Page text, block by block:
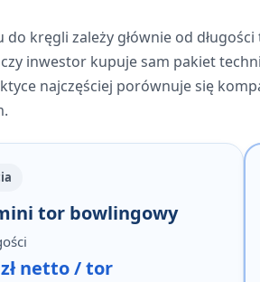
kręgli zależy głównie od
inwestor kupuje sam pakiet
najczęściej porównuje się
tor bowlingowy
zł netto / tor